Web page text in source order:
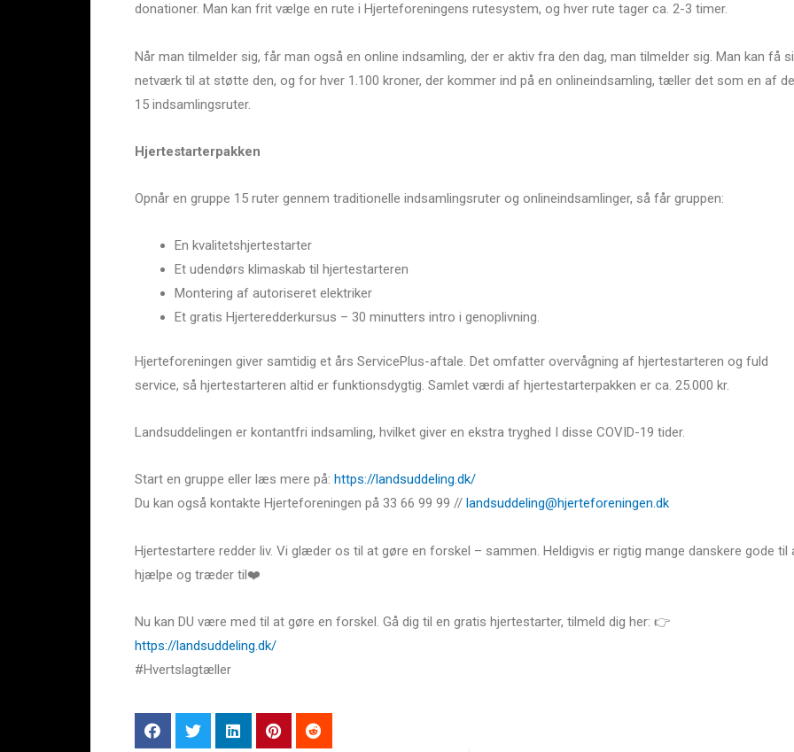
donationer. Man kan frit vælge en rute i Hjerteforeningens rutesystem, og hver rute tager ca. 2-3 timer.
Når man tilmelder sig, får man også en online indsamling, der er aktiv fra den dag, man tilmelder sig. Man kan få
netværk til at støtte den, og for hver 1.100 kroner, der kommer ind på en onlineindsamling, tæller det som en af de
15 indsamlingsruter.
Hjertestarterpakken
Opnår en gruppe 15 ruter gennem traditionelle indsamlingsruter og onlineindsamlinger, så får gruppen:
En kvalitetshjertestarter
Et udendørs klimaskab til hjertestarteren
Montering af autoriseret elektriker
Et gratis Hjerteredderkursus – 30 minutters intro i genoplivning.
Hjerteforeningen giver samtidig et års ServicePlus-aftale. Det omfatter overvågning af hjertestarteren og fuld
service, så hjertestarteren altid er funktionsdygtig. Samlet værdi af hjertestarterpakken er ca. 25.000 kr.
Landsuddelingen er kontantfri indsamling, hvilket giver en ekstra tryghed I disse COVID-19 tider.
Start en gruppe eller læs mere på: https://landsuddeling.dk/
Du kan også kontakte Hjerteforeningen på 33 66 99 99 // landsuddeling@hjerteforeningen.dk
Hjertestartere redder liv. Vi glæder os til at gøre en forskel – sammen. Heldigvis er rigtig mange danskere gode til
hjælpe og træder til❤️
Nu kan DU være med til at gøre en forskel. Gå dig til en gratis hjertestarter, tilmeld dig her: 👉
https://landsuddeling.dk/
#Hvertslagtæller